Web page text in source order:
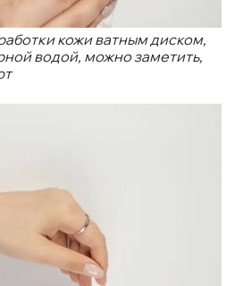
кожи ватным диском,
водой, можно заметить,